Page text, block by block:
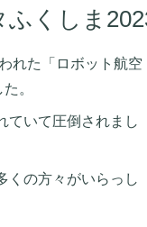
くしま
れた「ロボット航空
。
ていて圧倒されまし
くの方々がいらっし